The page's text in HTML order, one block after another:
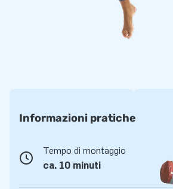
forniscono attrazioni gonfiabili uniche e
garantiscono sempre un servizio e una
professionali. Ecco perché ci chiamano
Informazioni pratiche
Tempo di montaggio
ca. 10 minuti